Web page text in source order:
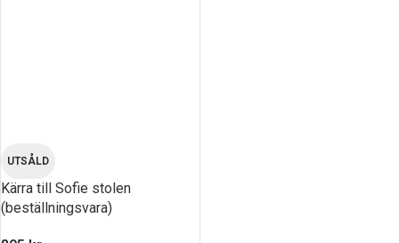
UTSÅLD
Kärra till Sofie stolen
(beställningsvara)